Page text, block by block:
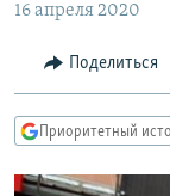
навигации
Вернутся
поиску
КУЛЬТУРА
IDEL.РЕАЛИИ
СЕВЕР.РЕАЛИИ
СИБИРЬ.РЕАЛИИ
16 апреля 2020
Поделиться
Приоритетный